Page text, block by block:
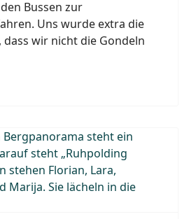
Bussen zur
Uns wurde extra die
wir nicht die Gondeln